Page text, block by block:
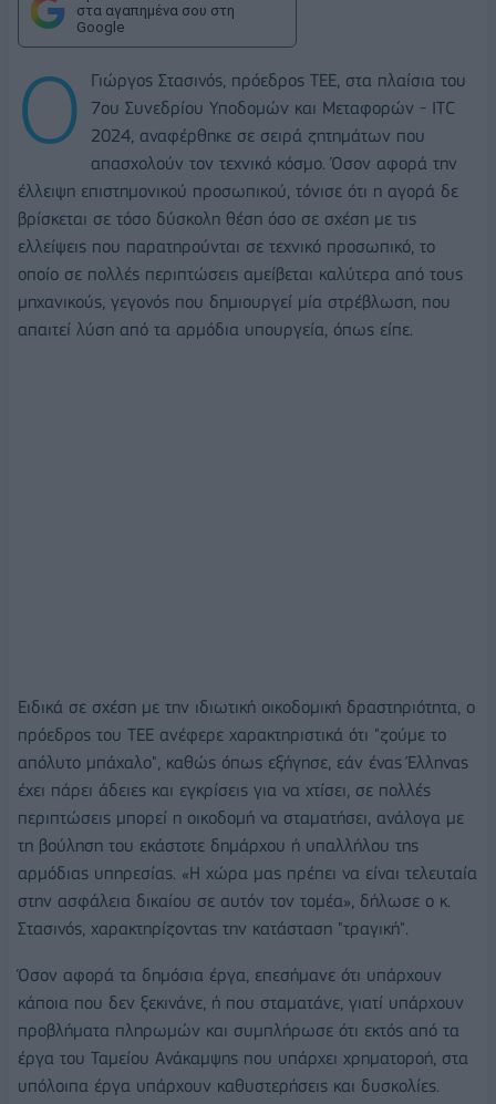
στα αγαπημένα σου στη
Google
Ο
Γιώργος Στασινός, πρόεδρος ΤΕΕ, στα πλαίσια του
7ου Συνεδρίου Υποδομών και Μεταφορών - ITC
2024, αναφέρθηκε σε σειρά ζητημάτων που
απασχολούν τον τεχνικό κόσμο. Όσον αφορά την
έλλειψη επιστημονικού προσωπικού, τόνισε ότι η αγορά δε
βρίσκεται σε τόσο δύσκολη θέση όσο σε σχέση με τις
ελλείψεις που παρατηρούνται σε τεχνικό προσωπικό, το
οποίο σε πολλές περιπτώσεις αμείβεται καλύτερα από τους
μηχανικούς, γεγονός που δημιουργεί μία στρέβλωση, που
απαιτεί λύση από τα αρμόδια υπουργεία, όπως είπε.
Ειδικά σε σχέση με την ιδιωτική οικοδομική δραστηριότητα, ο
πρόεδρος του ΤΕΕ ανέφερε χαρακτηριστικά ότι "ζούμε το
απόλυτο μπάχαλο", καθώς όπως εξήγησε, εάν ένας Έλληνας
έχει πάρει άδειες και εγκρίσεις για να χτίσει, σε πολλές
περιπτώσεις μπορεί η οικοδομή να σταματήσει, ανάλογα με
τη βούληση του εκάστοτε δημάρχου ή υπαλλήλου της
αρμόδιας υπηρεσίας. «Η χώρα μας πρέπει να είναι τελευταία
στην ασφάλεια δικαίου σε αυτόν τον τομέα», δήλωσε ο κ.
Στασινός, χαρακτηρίζοντας την κατάσταση "τραγική".
Όσον αφορά τα δημόσια έργα, επεσήμανε ότι υπάρχουν
κάποια που δεν ξεκινάνε, ή που σταματάνε, γιατί υπάρχουν
προβλήματα πληρωμών και συμπλήρωσε ότι εκτός από τα
έργα του Ταμείου Ανάκαμψης που υπάρχει χρηματοροή, στα
υπόλοιπα έργα υπάρχουν καθυστερήσεις και δυσκολίες.